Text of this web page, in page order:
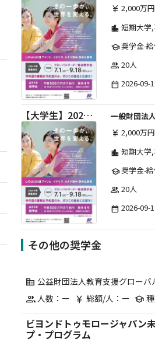
currency_yen 2,000万円
location_city 短期大学,専修学校,高等専門学校,
school奨学金-給
group 20人
date_range 2026-09-
【大学生】2026年度 しのはら財団 アメリカ・イギリス・カナダ英語留学奨学金
currency_yen 2,000万円
location_city 短期大学,専修学校,高等専門学校,
school奨学金-給
group 20人
date_range 2026-09-
その他の奨学金
corporate_fare 公益財団法人教育支援グローバ
group 人数：ー currency_yen 総額/人：ー school
ビヨンドトゥモロージャパン
プ・プログラム